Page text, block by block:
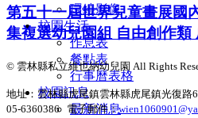
環繞影像
校園生活
作息表
餐點表
行事曆表格
校園訊息
最新消息
第五十一屆世界兒童畫展國
集複選幼兒園組 自由創作類
© 雲林縣私立維也納幼兒園 All Rights
地址：雲林縣虎尾鎮雲林縣虎尾鎮光復路
05-6360386 電子郵件：